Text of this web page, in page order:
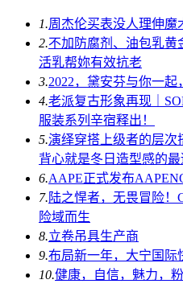
1.周杰伦买表没人理伸魔
2.不加防腐剂、油包乳黄
活乳帮妳有效抗老
3.2022，黛安芬与你一
4.老派复古形象再现｜
服装系列辛宿释出！
5.演绎穿搭上级者的层次
背心就是冬日造型感的
6.AAPE正式发布
7.陆之悍者，无畏冒险！
险域而生
8.立卷吊具生产商
9.布局新一年，大宁国际
10.健康，自信，魅力，